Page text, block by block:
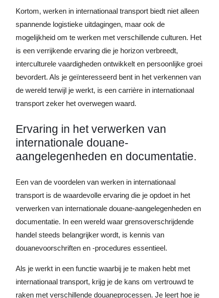
Kortom, werken in internationaal transport biedt niet alleen
spannende logistieke uitdagingen, maar ook de
mogelijkheid om te werken met verschillende culturen. Het
is een verrijkende ervaring die je horizon verbreedt,
interculturele vaardigheden ontwikkelt en persoonlijke groei
bevordert. Als je geïnteresseerd bent in het verkennen van
de wereld terwijl je werkt, is een carrière in internationaal
transport zeker het overwegen waard.
Ervaring in het verwerken van
internationale douane-
aangelegenheden en documentatie.
Een van de voordelen van werken in internationaal
transport is de waardevolle ervaring die je opdoet in het
verwerken van internationale douane-aangelegenheden en
documentatie. In een wereld waar grensoverschrijdende
handel steeds belangrijker wordt, is kennis van
douanevoorschriften en -procedures essentieel.
Als je werkt in een functie waarbij je te maken hebt met
internationaal transport, krijg je de kans om vertrouwd te
raken met verschillende douaneprocessen. Je leert hoe je